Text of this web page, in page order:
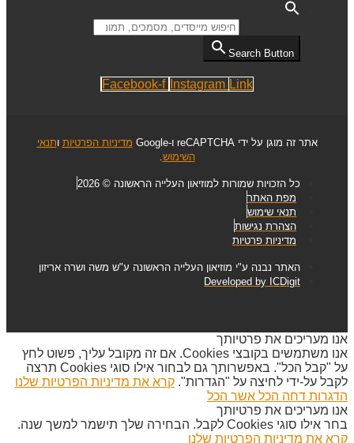
Search Button
Facebook-f Instagram Link
אתר זה מוגן על ידי reCAPTCHA ו-Google מדיניות הפרטיות ותנאי
השימוש
כל הזכויות שמורות למוזיאון העלייה הראשונה © 2026
מפת האתר
תנאי שימוש
הצהרת נגישות
מדיניות פרטיות
האתר נבנה ע"י מוזיאון העלייה הראשונה ע"ש משה ושרה אריזון
Developed by ICDigit
אנו מעריכים את פרטיותך
אנו משתמשים בקובצי Cookies. אם זה מקובל עליך, פשוט לחץ
על "קבל הכל". באפשרותך גם לבחור אילו סוגי Cookies תרצה
לקבל על-ידי לחיצה על "הגדרות". קרא את מדיניות הפרטיות שלנו
הדגרות דחה הכל אשר הכל
אנו מעריכים את פרטיותך
בחר אילו סוגי Cookies לקבל. הבחירה שלך תישמר למשך שנה.
קרא את מדיניות הפרטיות שלנו